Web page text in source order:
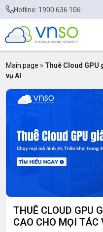
Hotline: 1900 636 106
Main page » Thuê Cloud GPU
vụ AI
THUÊ CLOUD GPU
CAO CHO MỌI TÁC